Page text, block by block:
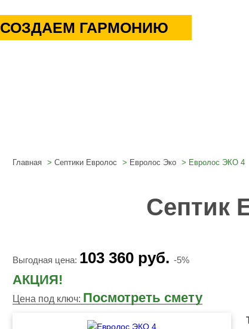
СОЗДАЕМ ГАРМОНИЮ
Главная Септики Евролос Евролос Эко Евролос ЭКО 4
Септик
Выгодная цена: 103 360 руб. -5%
АКЦИЯ!
Цена под ключ: Посмотреть смету